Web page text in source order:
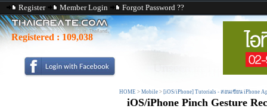
Register Member Login Forgot Password ??
Registered : 109,038
HOME > Mobile > [iOS/iPhone] Tutorials - สอนเขียน iPhone
iOS/iPhone Pinch Gesture